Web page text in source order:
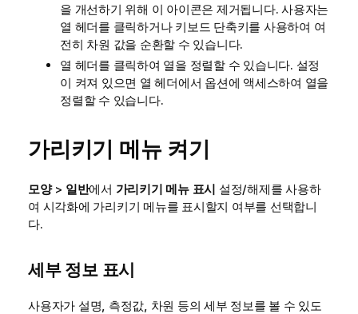
을 개선하기 위해 이 아이콘은 제거됩니다. 사용자는
열 헤더를 클릭하거나 키보드 단축키를 사용하여 여
전히 차원 값을 순환할 수 있습니다.
열 헤더를 클릭하여 열을 정렬할 수 있습니다. 설정
이 켜져 있으면 열 헤더에서 옵션에 액세스하여 열을
정렬할 수 있습니다.
가리키기 메뉴 켜기
모양> 일반에서 가리키기 메뉴 표시 설정/해제를 사용하
여 시각화에 가리키기 메뉴를 표시할지 여부를 선택합니
다.
세부 정보 표시
사용자가 설명, 측정값, 차원 등의 세부 정보를 볼 수 있도